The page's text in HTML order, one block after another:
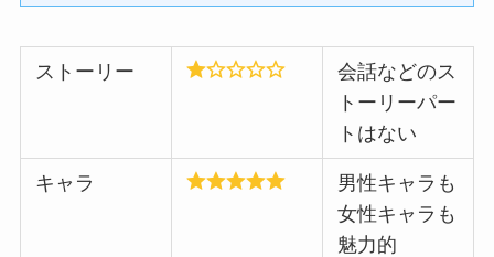
ストーリー
会話などのス
トーリーパー
トはない
キャラ
男性キャラも
女性キャラも
魅力的